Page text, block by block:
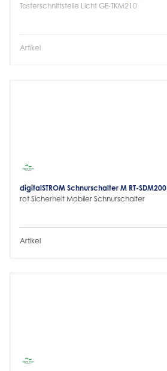
Tasterschnittstelle Licht GE-TKM210
Artikel
digitalSTROM Schnurschalter M RT-SDM200
rot Sicherheit Mobiler Schnurschalter
Artikel